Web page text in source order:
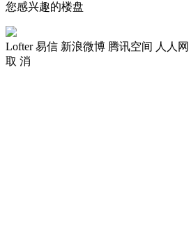
您感兴趣的楼盘
Lofter 易信 新浪微博 腾讯空间 人人网
取 消